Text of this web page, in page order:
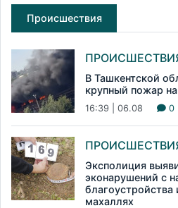
Происшествия
В Ташкентской
крупный пожар
16:39 | 06.08 0
Эксполиция
эконарушений с
махаллях